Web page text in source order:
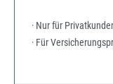
· Nur für
· Für